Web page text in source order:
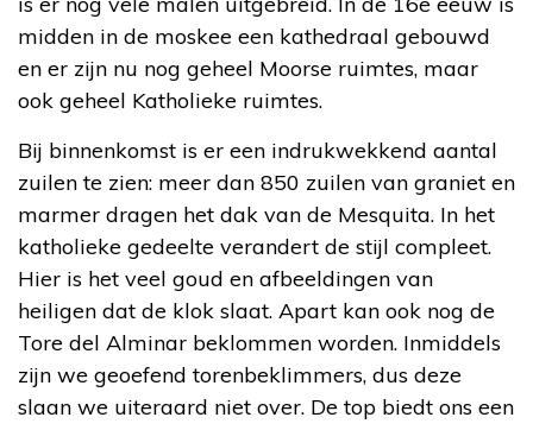
midden in de moskee een kathedraal gebouwd
en er zijn nu nog geheel Moorse ruimtes, maar
ook geheel Katholieke ruimtes.
Bij binnenkomst is er een indrukwekkend aantal
zuilen te zien: meer dan 850 zuilen van graniet en
marmer dragen het dak van de Mesquita. In het
katholieke gedeelte verandert de stijl compleet.
Hier is het veel goud en afbeeldingen van
heiligen dat de klok slaat. Apart kan ook nog de
Tore del Alminar beklommen worden. Inmiddels
zijn we geoefend torenbeklimmers, dus deze
slaan we uiteraard niet over. De top biedt ons een